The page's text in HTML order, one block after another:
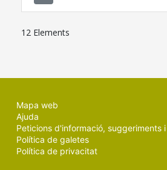
12 Elements
Mapa web
Ajuda
Peticions d'informació, suggeriments
Política de galetes
Política de privacitat